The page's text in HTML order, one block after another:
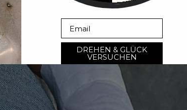
DREHEN & GLÜCK
VERSUCHEN